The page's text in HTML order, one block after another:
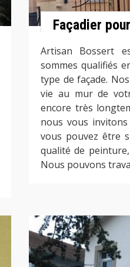
Façadier
Artisan Bossert
sommes qualifiés
type de façade.
vie au mur de
encore très
nous vous
vous pouvez être
qualité de
Nous pouvons